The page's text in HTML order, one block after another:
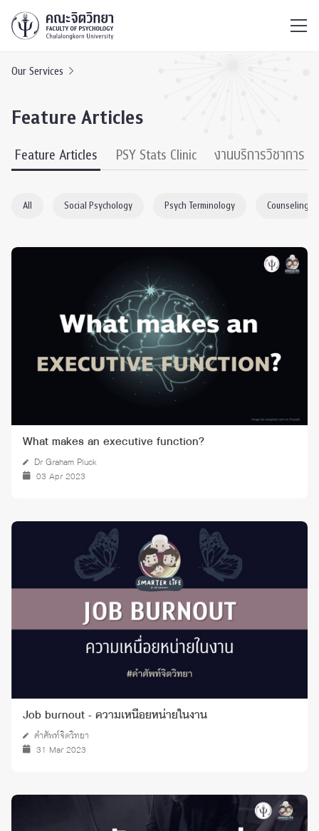
Our Services
Feature Articles
Feature Articles PSY Stats Clinic งานบริการวิชาการ
All Social Psychology Psych Terminology Counseling
What makes an executive function?
Dr Graham Pluck
03 Apr 2023
Job burnout - ความเหนื่อยหน่ายในงาน
คำศัพท์จิตวิทยา
31 Mar 2023